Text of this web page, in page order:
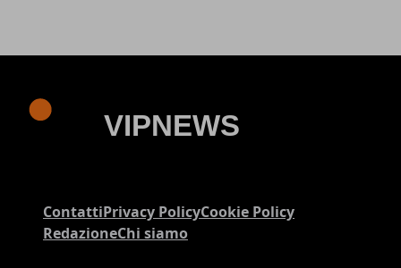
ContattiPrivacy PolicyCookie Policy
RedazioneChi siamo